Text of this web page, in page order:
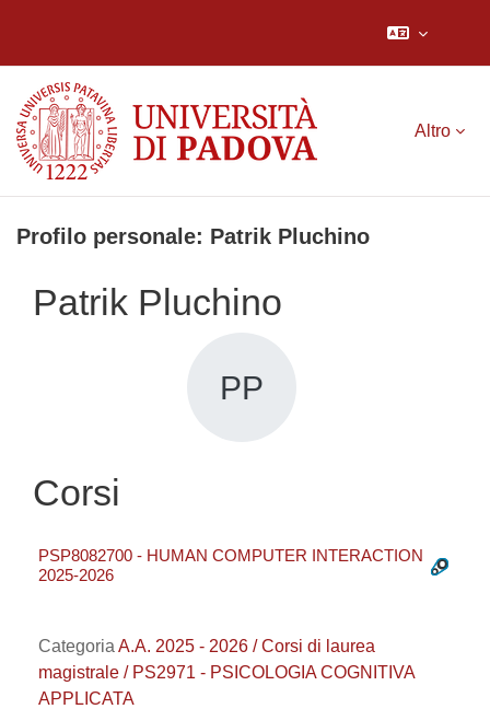
Altro
Profilo personale: Patrik Pluchino
Patrik Pluchino
PP
Corsi
PSP8082700 - HUMAN COMPUTER INTERACTION
2025-2026
Categoria A.A. 2025 - 2026 / Corsi di laurea
magistrale / PS2971 - PSICOLOGIA COGNITIVA
APPLICATA